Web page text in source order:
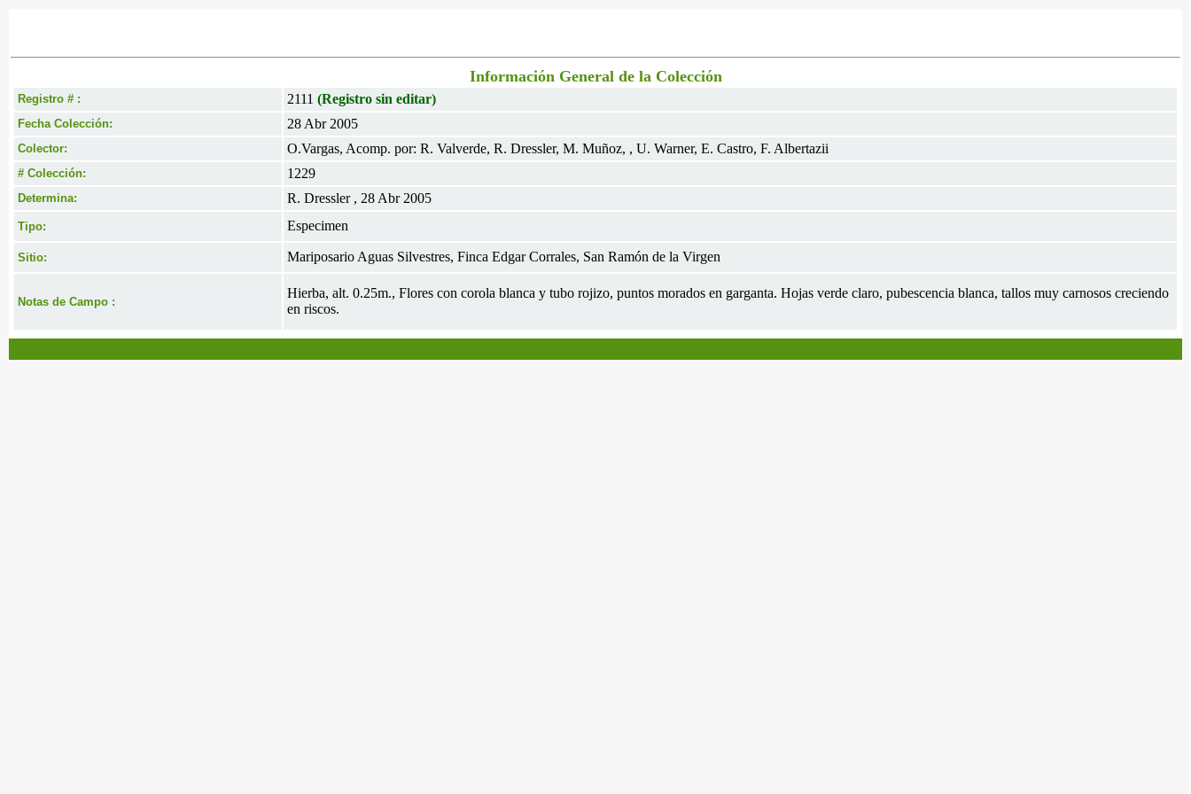
Información General de la Colección
Registro # : 2111 (Registro sin editar)
Fecha Colección: 28 Abr 2005
Colector: O.Vargas, Acomp. por: R. Valverde, R. Dressler, M. Muñoz, , U. Warner, E. Castro, F. Albertazii
# Colección: 1229
Determina: R. Dressler , 28 Abr 2005
Tipo: Especimen
Sitio: Mariposario Aguas Silvestres, Finca Edgar Corrales, San Ramón de la Virgen
Notas de Campo :
Hierba, alt. 0.25m., Flores con corola blanca y tubo rojizo, puntos morados en garganta. Hojas verde claro, pubescencia blanca, tallos muy carnosos creciendo
en riscos.